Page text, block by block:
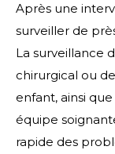
Après une
surveiller de
La surveillance
chirurgical ou
enfant, ainsi
équipe
rapide des